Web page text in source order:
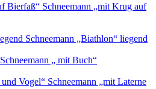
Schneemann „mit Krug auf
Schneemann „Biathlon“ liegend
Schneemann „ mit Buch“
Schneemann „mit Laterne